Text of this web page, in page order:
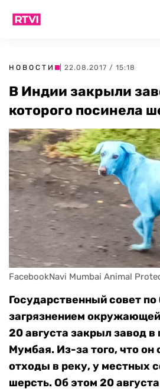
НОВОСТИ | 22.08.2017 / 15:18
В Индии закрыли
которого посинела
FacebookNavi Mumbai Animal
Государственный совет по
загрязнением
20 августа закрыл завод в
Мумбая. Из-за того, что он
отходы в реку, у местных
шерсть. Об этом 20 августа